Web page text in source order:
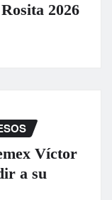
2026
Víctor
a su